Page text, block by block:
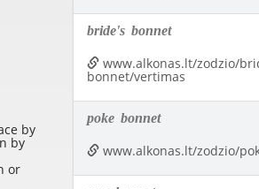
by
by
or
bride's bonnet
www.alkonas.lt/zodzio/
bonnet/vertimas
poke bonnet
www.alkonas.lt/zodzio/